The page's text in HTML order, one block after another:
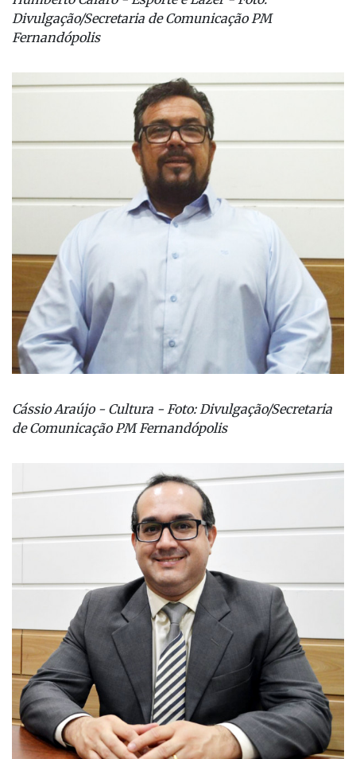
Divulgação/Secretaria de Comunicação PM
Fernandópolis
Cássio Araújo - Cultura - Foto: Divulgação/Secretaria
de Comunicação PM Fernandópolis